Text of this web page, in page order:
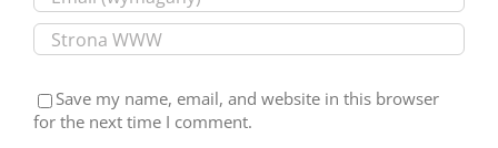
Save my name, email, and website in this browser
for the next time I comment.